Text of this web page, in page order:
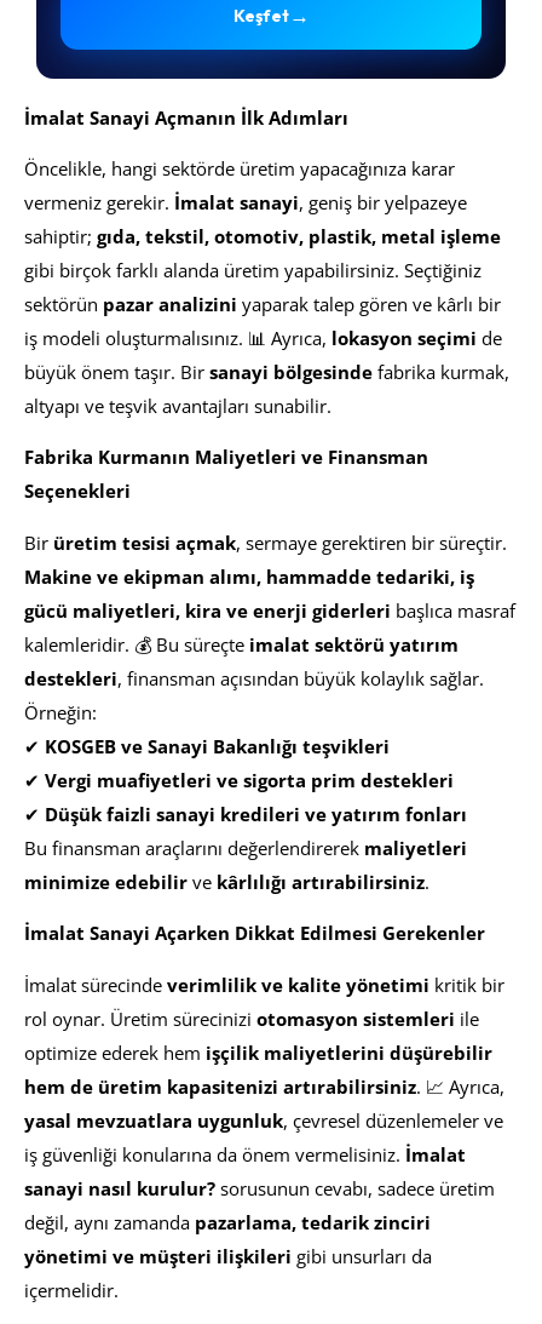
Keşfet→
İmalat Sanayi Açmanın İlk Adımları
Öncelikle, hangi sektörde üretim yapacağınıza karar
vermeniz gerekir. İmalat sanayi, geniş bir yelpazeye
sahiptir; gıda, tekstil, otomotiv, plastik, metal işleme
gibi birçok farklı alanda üretim yapabilirsiniz. Seçtiğiniz
sektörün pazar analizini yaparak talep gören ve kârlı bir
iş modeli oluşturmalısınız. 📊 Ayrıca, lokasyon seçimi de
büyük önem taşır. Bir sanayi bölgesinde fabrika kurmak,
altyapı ve teşvik avantajları sunabilir.
Fabrika Kurmanın Maliyetleri ve Finansman
Seçenekleri
Bir üretim tesisi açmak, sermaye gerektiren bir süreçtir.
Makine ve ekipman alımı, hammadde tedariki, iş
gücü maliyetleri, kira ve enerji giderleri başlıca masraf
kalemleridir. 💰 Bu süreçte imalat sektörü yatırım
destekleri, finansman açısından büyük kolaylık sağlar.
Örneğin:
✔ KOSGEB ve Sanayi Bakanlığı teşvikleri
✔ Vergi muafiyetleri ve sigorta prim destekleri
✔ Düşük faizli sanayi kredileri ve yatırım fonları
Bu finansman araçlarını değerlendirerek maliyetleri
minimize edebilir ve kârlılığı artırabilirsiniz.
İmalat Sanayi Açarken Dikkat Edilmesi Gerekenler
İmalat sürecinde verimlilik ve kalite yönetimi kritik bir
rol oynar. Üretim sürecinizi otomasyon sistemleri ile
optimize ederek hem işçilik maliyetlerini düşürebilir
hem de üretim kapasitenizi artırabilirsiniz. 📈 Ayrıca,
yasal mevzuatlara uygunluk, çevresel düzenlemeler ve
iş güvenliği konularına da önem vermelisiniz. İmalat
sanayi nasıl kurulur? sorusunun cevabı, sadece üretim
değil, aynı zamanda pazarlama, tedarik zinciri
yönetimi ve müşteri ilişkileri gibi unsurları da
içermelidir.